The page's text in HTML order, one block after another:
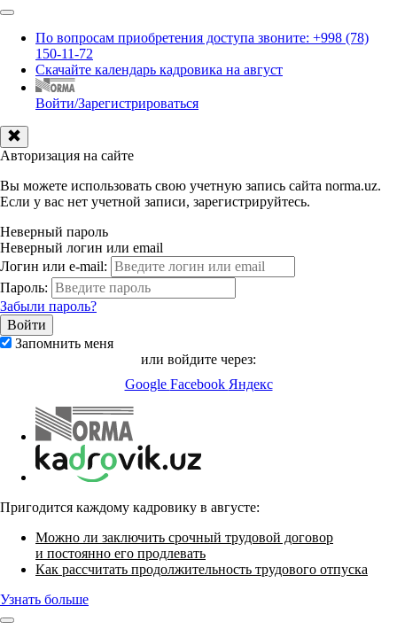
По вопросам приобретения доступа звоните: +998 (78)
150-11-72
Скачайте календарь кадровика на август
Войти/Зарегистрироваться
Авторизация на сайте
Вы можете использовать свою учетную запись сайта norma.uz.
Если у вас нет учетной записи, зарегистрируйтесь.
Неверный пароль
Неверный логин или email
Логин или e-mail:
Пароль:
Забыли пароль?
Запомнить меня
или войдите через:
Google Facebook Яндекс
Пригодится каждому кадровику в августе:
Можно ли заключить срочный трудовой договор
и постоянно его продлевать
Как рассчитать продолжительность трудового отпуска
Узнать больше